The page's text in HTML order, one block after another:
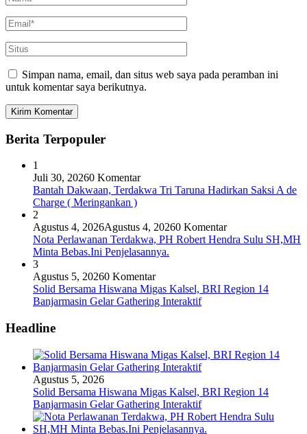
Simpan nama, email, dan situs web saya pada peramban ini
untuk komentar saya berikutnya.
Berita Terpopuler
1
Juli 30, 20260 Komentar
Bantah Dakwaan, Terdakwa Tri Taruna Hadirkan Saksi A de
Charge ( Meringankan )
2
Agustus 4, 2026Agustus 4, 20260 Komentar
Nota Perlawanan Terdakwa, PH Robert Hendra Sulu SH,MH
Minta Bebas.Ini Penjelasannya.
3
Agustus 5, 20260 Komentar
Solid Bersama Hiswana Migas Kalsel, BRI Region 14
Banjarmasin Gelar Gathering Interaktif
Headline
Agustus 5, 2026
Solid Bersama Hiswana Migas Kalsel, BRI Region 14
Banjarmasin Gelar Gathering Interaktif